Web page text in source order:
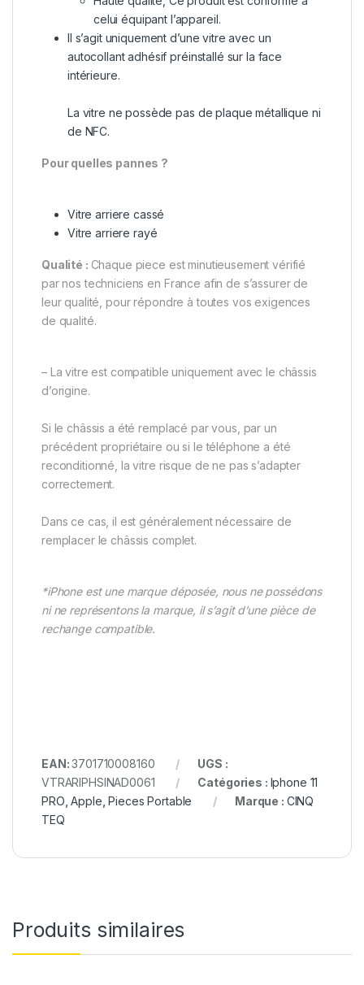
celui équipant l’appareil.
Il s’agit uniquement d’une vitre avec un
autocollant adhésif préinstallé sur la face
intérieure.
La vitre ne possède pas de plaque métallique ni
de NFC.
Pour quelles pannes ?
Vitre arriere cassé
Vitre arriere rayé
Qualité : Chaque piece est minutieusement vérifié
par nos techniciens en France afin de s’assurer de
leur qualité, pour répondre à toutes vos exigences
de qualité.
– La vitre est compatible uniquement avec le châssis
d’origine.
Si le châssis a été remplacé par vous, par un
précédent propriétaire ou si le téléphone a été
reconditionné, la vitre risque de ne pas s’adapter
correctement.
Dans ce cas, il est généralement nécessaire de
remplacer le châssis complet.
*iPhone est une marque déposée, nous ne possédons
ni ne représentons la marque, il s’agit d’une pièce de
rechange compatible.
EAN:3701710008160
UGS :
VTRARIPHSINAD0061
Catégories : Iphone 11
PRO ,Apple ,Pieces Portable Marque : CINQ
TEQ
Produits similaires